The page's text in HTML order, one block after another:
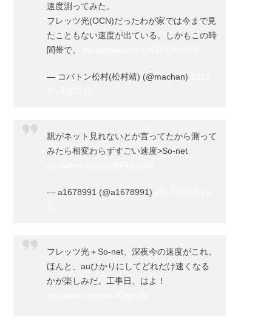
速度測ってみた。
フレッツ光(OCN)だったわが家では今まで見
たこともない速度が出ている。しかもこの時
間帯で。
— コバトン松村(松村靖) (@machan)
親がネット見れないとか言ってたから測って
みたら相変わらずすごい速度>So-net
— a1678991 (@a1678991)
フレッツ光＋So-net、深夜今の速度がこれ。
ほんと、auひかりにしてどれだけ速くなる
かが楽しみだ。工事日、はよ！